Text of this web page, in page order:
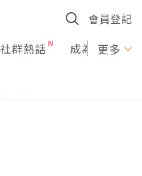
會員登記
社群熱話 成為U更多